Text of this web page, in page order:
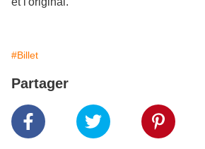
#Billet
Partager